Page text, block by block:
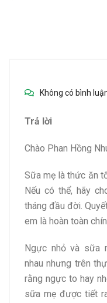
Không có bình
Trả lời
Chào Phan Hồng
Sữa mẹ là thức ăn
Nếu có thể, hãy
tháng đầu đời.
em là hoàn toàn
Ngực nhỏ và sữa
nhau nhưng trên
rằng ngực to hay
sữa mẹ được tiết